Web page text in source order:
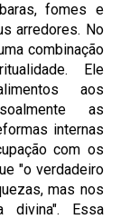
fomes e
arredores. No
combinação
Ele
aos
as
internas
com os
"o verdadeiro
mas nos
divina". Essa